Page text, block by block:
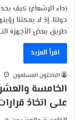
(داء الإشعاع) كيف
حولنا، إذ لا يمكننا
طريق بعض الأجهزة
اقرأ المزيد
الباحثون المسلمون
الخامسة
على اتخاذ